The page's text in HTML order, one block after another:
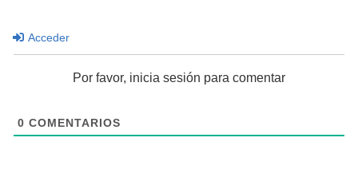
Acceder
Por favor, inicia sesión para comentar
0 COMENTARIOS